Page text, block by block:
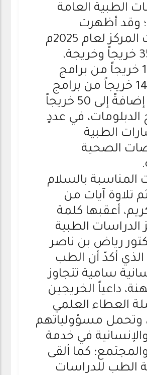
الطبية العامة
وقد أظهرت
إحصائيات المركز لعام 2025م
تخريج 359 خريجاً وخريجة،
بواقع 162 خريجاً من برامج
البورد، و147 خريجاً من برامج
الزمالات، إضافةً إلى 50 خريجاً
الدبلومات، في عددٍ
الطبية
الصحية
بالسلام
تلاوة آيات من
أعقبها كلمة
الدراسات الطبية
رياض بن ناصر
أكدّ أن الطب
سامية تتجاوز
داعياً الخريجين
العطاء العلمي
وتحمل مسؤولياتهم
في خدمة
كما ألقى
الطب للدراسات